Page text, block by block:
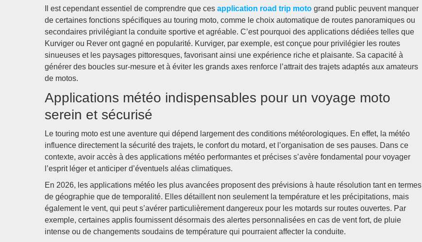
Il est cependant essentiel de comprendre que ces application road trip moto grand public peuvent manquer
de certaines fonctions spécifiques au touring moto, comme le choix automatique de routes panoramiques ou
secondaires privilégiant la conduite sportive et agréable. C’est pourquoi des applications dédiées telles que
Kurviger ou Rever ont gagné en popularité. Kurviger, par exemple, est conçue pour privilégier les routes
sinueuses et les paysages pittoresques, favorisant ainsi une expérience riche et plaisante. Sa capacité à
générer des boucles sur-mesure et à éviter les grands axes renforce l’attrait des trajets adaptés aux amateurs
de motos.
Applications météo indispensables pour un voyage moto
serein et sécurisé
Le touring moto est une aventure qui dépend largement des conditions météorologiques. En effet, la météo
influence directement la sécurité des trajets, le confort du motard, et l’organisation de ses pauses. Dans ce
contexte, avoir accès à des applications météo performantes et précises s’avère fondamental pour voyager
l’esprit léger et anticiper d’éventuels aléas climatiques.
En 2026, les applications météo les plus avancées proposent des prévisions à haute résolution tant en termes
de géographie que de temporalité. Elles détaillent non seulement la température et les précipitations, mais
également le vent, qui peut s’avérer particulièrement dangereux pour les motards sur routes ouvertes. Par
exemple, certaines applis fournissent désormais des alertes personnalisées en cas de vent fort, de pluie
intense ou de changements soudains de température qui pourraient affecter la conduite.